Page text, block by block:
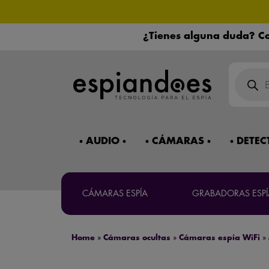
¿Tienes alguna duda?
AUDIO CÁMARAS
CÁMARAS ESPÍA GRABADORAS
Home »Cámaras ocultas »Cámaras espía WiFi »
Máxima